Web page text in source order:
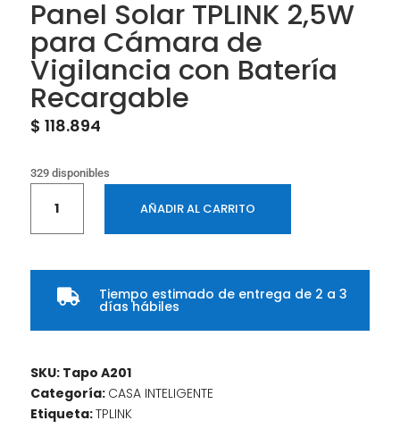
Panel Solar TPLINK 2,5W
para Cámara de
Vigilancia con Batería
Recargable
$ 118.894
329 disponibles
Solar
TPLINK
para
Cámara
Vigilancia
Batería
Recargable
cantidad
AÑADIR AL CARRITO
 Tiempo estimado de entrega de 2 a 3
días hábiles
SKU: Tapo A201
Categoría: CASA INTELIGENTE
Etiqueta:TPLINK